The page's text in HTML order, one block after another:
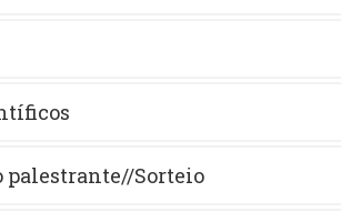
palestrante//Sorteio